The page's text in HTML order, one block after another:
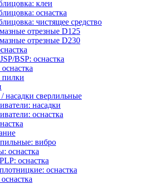
клеи
оснастка
чистящее средство
отрезные D125
отрезные D230
BSP: оснастка
пилки
насадки сверлильные
насадки
оснастка
вибро
оснастка
оснастка
оснастка